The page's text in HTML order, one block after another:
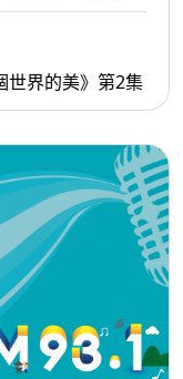
世界的美》第2集